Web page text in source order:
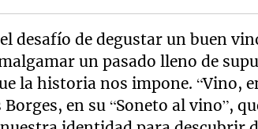
desafío de degustar un buen
un pasado lleno de
la historia nos impone. “Vino,
Borges, en su “Soneto al vino”,